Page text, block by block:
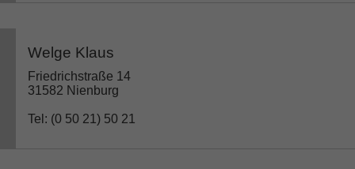
Welge Klaus
Friedrichstraße 14
31582 Nienburg
Tel: (0 50 21) 50 21